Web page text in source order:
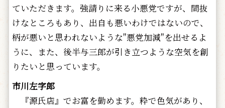
ていただきます。強請りに来る小悪党ですが、間抜
けなところもあり、出自も悪いわけではないので、
柄が悪いと思われないような"悪党加減"を出せるよ
うに、また、後半与三郎が引き立つような空気を創
りたいと思っています。
市川左字郎
『源氏店』でお富を勤めます。粋で色気があり、